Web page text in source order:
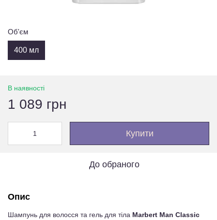
Об'єм
400 мл
В наявності
1 089 грн
Купити
До обраного
Опис
Шампунь для волосся та гель для тіла Marbert Man Classic